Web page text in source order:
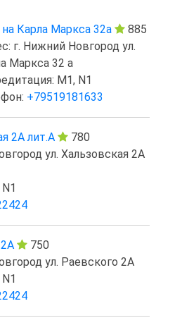
Карла Маркса 32а
885
г. Нижний Новгород ул.
Маркса 32 а
M1, N1
+79519181633
2А лит.А
780
ул. Хальзовская 2А
750
ул. Раевского 2А